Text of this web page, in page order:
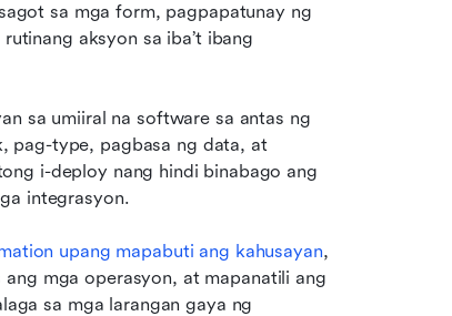
sa mga form, pagpapatunay ng
aksyon sa iba’t ibang
sa umiiral na software sa antas ng
pag-type, pagbasa ng data, at
i-deploy nang hindi binabago ang
integrasyon.
upang mapabuti ang kahusayan,
mga operasyon, at mapanatili ang
sa mga larangan gaya ng